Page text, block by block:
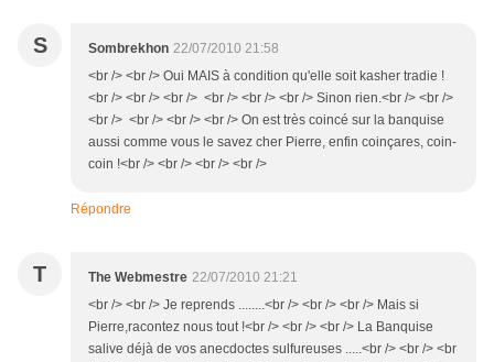
S Sombrekhon 22/07/2010 21:58
<br /> <br /> Oui MAIS à condition qu'elle soit kasher tradie !
<br /> <br /> <br /> <br /> <br /> <br /> Sinon rien.<br /> <br />
<br /> <br /> <br /> <br /> On est très coincé sur la banquise
aussi comme vous le savez cher Pierre, enfin coinçares, coin-
coin !<br /> <br /> <br /> <br />
Répondre
T The Webmestre 22/07/2010 21:21
<br /> <br /> Je reprends ........<br /> <br /> <br /> Mais si
Pierre,racontez nous tout !<br /> <br /> <br /> La Banquise
salive déjà de vos anecdoctes sulfureuses .....<br /> <br /> <br